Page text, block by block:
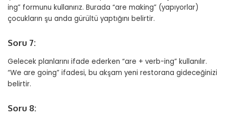
ing” formunu kullanırız. Burada “are making” (yapıyorlar)
çocukların şu anda gürültü yaptığını belirtir.
Soru 7:
Gelecek planlarını ifade ederken “are + verb-ing” kullanılır.
“We are going” ifadesi, bu akşam yeni restorana gideceğinizi
belirtir.
Soru 8: